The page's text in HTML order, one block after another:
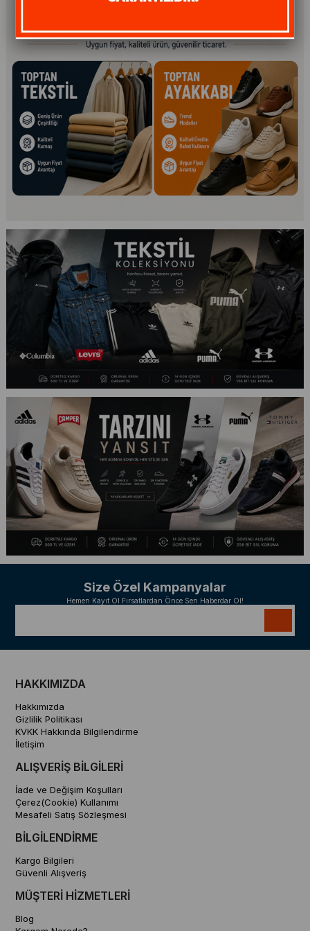
Size Özel Kampanyalar
Hemen Kayıt Ol Fırsatlardan Önce Sen Haberdar Ol!
HAKKIMIZDA
Hakkımızda
Gizlilik Politikası
KVKK Hakkında Bilgilendirme
İletişim
ALIŞVERİŞ BİLGİLERİ
İade ve Değişim Koşulları
Çerez(Cookie) Kullanımı
Mesafeli Satış Sözleşmesi
BİLGİLENDİRME
Kargo Bilgileri
Güvenli Alışveriş
MÜŞTERİ HİZMETLERİ
Blog